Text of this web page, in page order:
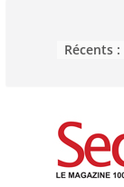
Récents :